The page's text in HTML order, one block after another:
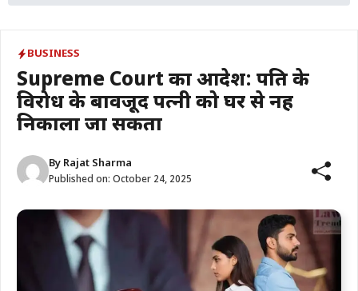
BUSINESS
Supreme Court का आदेश: पति के
विरोध के बावजूद पत्नी को घर से नहीं
निकाला जा सकता
By Rajat Sharma
Published on: October 24, 2025